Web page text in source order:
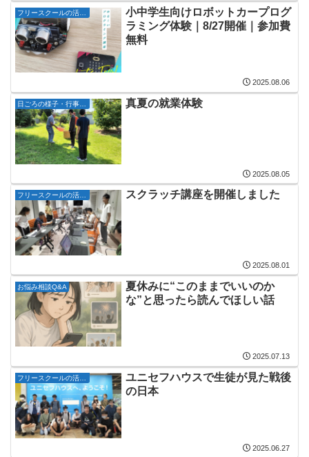
小中学生向けロボットカープログ
ラミング体験｜8/27開催｜参加費
無料
2025.08.06
真夏の就業体験
2025.08.05
フリースクールの活動記録 スクラッチ講座を開催しました
2025.08.01
お悩み相談Q&A
夏休みに“このままでいいのか
な”と思ったら読んでほしい話
2025.07.13
ユニセフハウスで生徒が見た戦後
の日本
2025.06.27